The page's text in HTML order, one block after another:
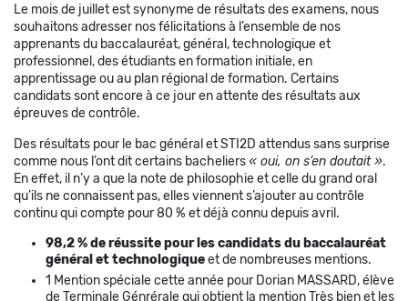
Le mois de juillet est synonyme de résultats des examens, nous
souhaitons adresser nos félicitations à l’ensemble de nos
apprenants du baccalauréat, général, technologique et
professionnel, des étudiants en formation initiale, en
apprentissage ou au plan régional de formation. Certains
candidats sont encore à ce jour en attente des résultats aux
épreuves de contrôle.
Des résultats pour le bac général et STI2D attendus sans surprise
comme nous l’ont dit certains bacheliers « oui, on s’en doutait ».
En effet, il n’y a que la note de philosophie et celle du grand oral
qu’ils ne connaissent pas, elles viennent s’ajouter au contrôle
continu qui compte pour 80 % et déjà connu depuis avril.
98,2 % de réussitepour les candidats du baccalauréat
général et technologiqueet de nombreuses mentions.
1 Mention spéciale cette année pour Dorian MASSARD, élève
de Terminale Génrérale qui obtient la mention Très bien et les